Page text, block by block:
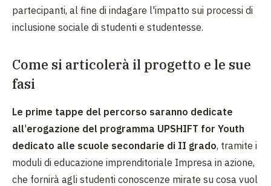
partecipanti, al fine di indagare l'impatto sui processi di
inclusione sociale di studenti e studentesse.
Come si articolerà il progetto e le sue
fasi
Le prime tappe del percorso saranno dedicate
all'erogazione del programma UPSHIFT for Youth
dedicato alle scuole secondarie di II grado, tramite i
moduli di educazione imprenditoriale Impresa in azione,
che fornirà agli studenti conoscenze mirate su cosa vuol